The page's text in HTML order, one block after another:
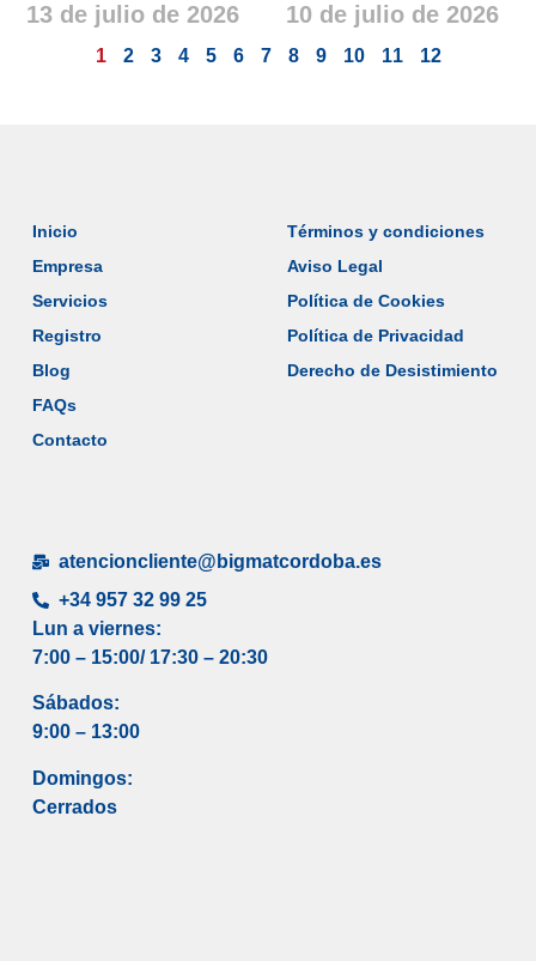
13 de julio de 2026 10 de julio de 2026
1 2 3 4 5 6 7 8 9 10 11 12
Inicio
Empresa
Servicios
Registro
Blog
FAQs
Contacto
Términos y condiciones
Aviso Legal
Política de Cookies
Política de Privacidad
Derecho de Desistimiento
atencioncliente@bigmatcordoba.es
+34 957 32 99 25
Lun a viernes:
7:00 – 15:00/ 17:30 – 20:30
Sábados:
9:00 – 13:00
Domingos:
Cerrados